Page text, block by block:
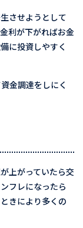
させようとして
利が下がればお金
に投資しやすく
金調達をしにく
上がっていたら交
フレになったら
きにより多くの